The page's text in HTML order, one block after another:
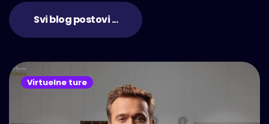
Svi blog postovi ...
Virtuelne ture